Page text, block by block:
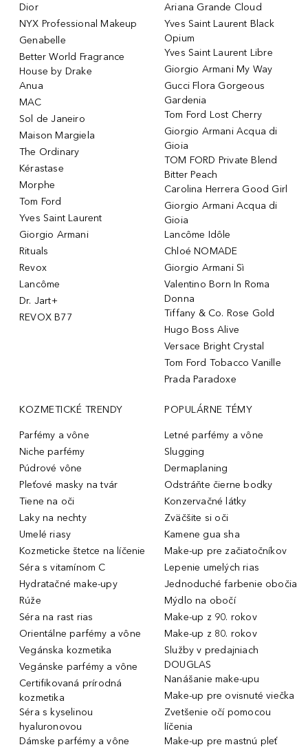
Dior
NYX Professional Makeup
Genabelle
Better World Fragrance
House by Drake
Anua
MAC
Sol de Janeiro
Maison Margiela
The Ordinary
Kérastase
Morphe
Tom Ford
Yves Saint Laurent
Giorgio Armani
Rituals
Revox
Lancôme
Dr. Jart+
REVOX B77
Ariana Grande Cloud
Yves Saint Laurent Black
Opium
Yves Saint Laurent Libre
Giorgio Armani My Way
Gucci Flora Gorgeous
Gardenia
Tom Ford Lost Cherry
Giorgio Armani Acqua di
Gioia
TOM FORD Private Blend
Bitter Peach
Carolina Herrera Good Girl
Giorgio Armani Acqua di
Gioia
Lancôme Idôle
Chloé NOMADE
Giorgio Armani Sì
Valentino Born In Roma
Donna
Tiffany & Co. Rose Gold
Hugo Boss Alive
Versace Bright Crystal
Tom Ford Tobacco Vanille
Prada Paradoxe
KOZMETICKÉ TRENDY
Parfémy a vône
Niche parfémy
Púdrové vône
Pleťové masky na tvár
Tiene na oči
Laky na nechty
Umelé riasy
Kozmeticke štetce na líčenie
Séra s vitamínom C
Hydratačné make-upy
Rúže
Séra na rast rias
Orientálne parfémy a vône
Vegánska kozmetika
Vegánske parfémy a vône
Certifikovaná prírodná
kozmetika
Séra s kyselinou
hyaluronovou
Dámske parfémy a vône
POPULÁRNE TÉMY
Letné parfémy a vône
Slugging
Dermaplaning
Odstráňte čierne bodky
Konzervačné látky
Zväčšite si oči
Kamene gua sha
Make-up pre začiatočníkov
Lepenie umelých rias
Jednoduché farbenie obočia
Mýdlo na obočí
Make-up z 90. rokov
Make-up z 80. rokov
Služby v predajniach
DOUGLAS
Nanášanie make-upu
Make-up pre ovisnuté viečka
Zvetšenie očí pomocou
líčenia
Make-up pre mastnú pleť